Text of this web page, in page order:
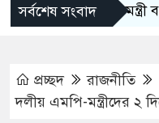
সর্বশেষ সংবাদ
তিন মন্ত্রী-প্রতিমন্ত্রী
প্রচ্ছদ
রাজনীতি
দলীয় এমপি-মন্ত্রীদের ২